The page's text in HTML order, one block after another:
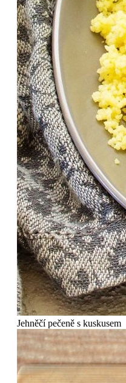
Jehněčí pečeně s kuskusem